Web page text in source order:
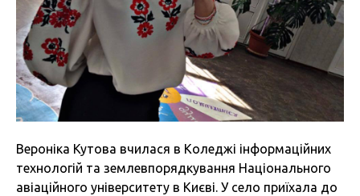
Вероніка Кутова вчилася в Коледжі інформаційних
технологій та землевпорядкування Національного
авіаційного університету в Києві. У село приїхала до